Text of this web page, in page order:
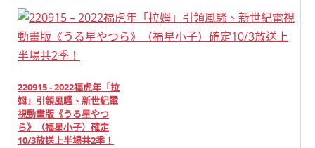
220915 - 2022福虎年「拉
姆」引領風騷、新世紀電
視動畫版《うる星やつ
ら》（福星小子）確定
10/3放送上半場共2季！